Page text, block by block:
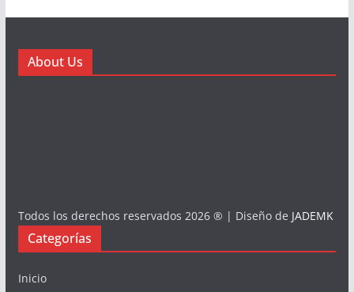
About Us
Todos los derechos reservados 2026 ® | Diseño de JADEMK
Categorías
Inicio